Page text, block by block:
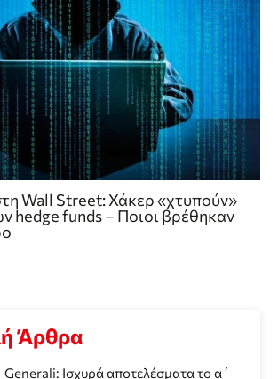
Wall Street: Χάκερ «χτυπούν»
hedge funds – Ποιοι βρέθηκαν
Άρθρα
Generali: Ισχυρά αποτελέσματα το α΄